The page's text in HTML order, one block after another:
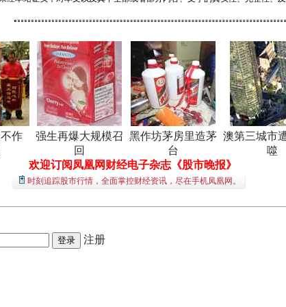
作
强生再爆大规模召
回
黑作坊茅房里造茅
台
澳第三城市
噬
欢迎订阅凤凰网财经电子杂志《股市晚报》
时刻追踪股市行情，全面掌控财经资讯，尽在手机凤凰网。
注册